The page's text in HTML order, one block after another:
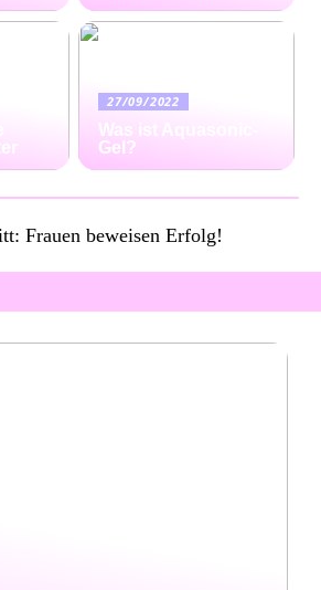
27/09/2022
Was ist Aquasonic-
Gel?
Frauen beweisen Erfolg!